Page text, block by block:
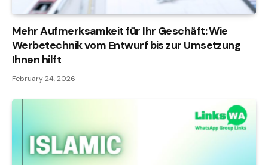
Mehr Aufmerksamkeit für Ihr Geschäft: Wie
Werbetechnik vom Entwurf bis zur Umsetzung
Ihnen hilft
February 24, 2026